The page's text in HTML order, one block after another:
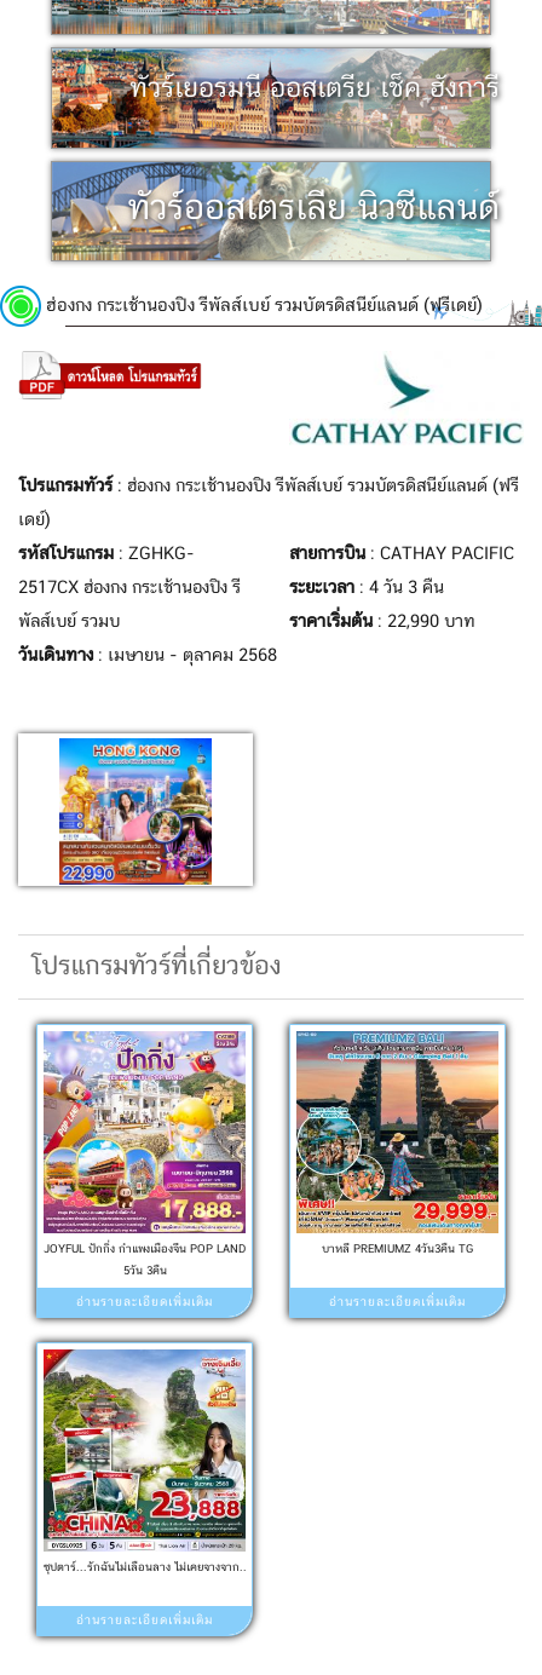
ทัวร์เยอรมนี ออสเตรีย เช็ค ฮังการี
ทัวร์ออสเตรเลีย นิวซีแลนด์
ฮ่องกง กระเช้านองปิง รีพัลส์เบย์ รวมบัตรดิสนีย์แลนด์ (ฟรีเดย์)
โปรแกรมทัวร์: ฮ่องกง กระเช้านองปิง รีพัลส์เบย์ รวมบัตรดิสนีย์แลนด์ (ฟรี
เดย์)
รหัสโปรแกรม: ZGHKG-
2517CX ฮ่องกง กระเช้านองปิง รี
พัลส์เบย์ รวมบ
สายการบิน: CATHAY PACIFIC
ระยะเวลา: 4 วัน 3 คืน
ราคาเริ่มต้น: 22,990 บาท
วันเดินทาง: เมษายน - ตุลาคม 2568
โปรแกรมทัวร์ที่เกี่ยวข้อง
JOYFUL ปักกิ่ง กำแพงเมืองจีน POP LAND
5วัน 3คืน
อ่านรายละเอียดเพิ่มเติม
บาหลี PREMIUMZ 4วัน3คืน TG
อ่านรายละเอียดเพิ่มเติม
ซุปตาร์...รักฉันไม่เลือนลาง ไม่เคยจางจาก..
อ่านรายละเอียดเพิ่มเติม